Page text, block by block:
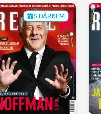
S DÁRKEM